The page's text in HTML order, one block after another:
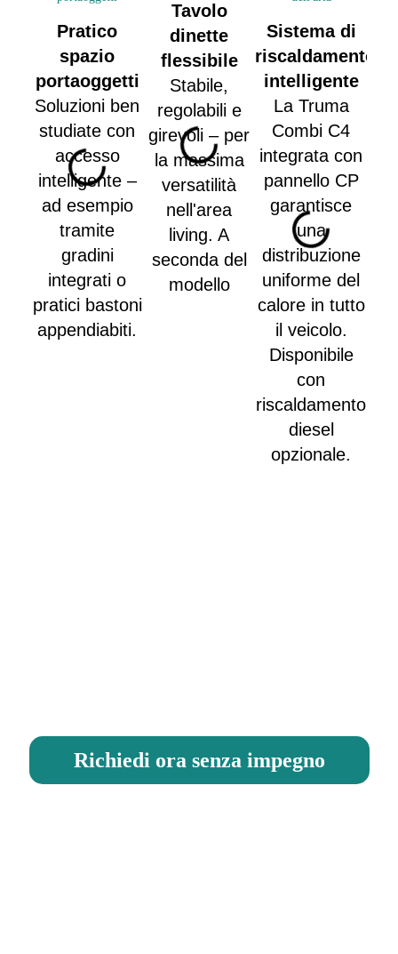
Pratico
spazio
portaoggetti
Soluzioni ben
studiate con
accesso
intelligente –
ad esempio
tramite
gradini
integrati o
pratici bastoni
appendiabiti.
Tavolo
dinette
flessibile
Stabile,
regolabili e
girevoli – per
la massima
versatilità
nell'area
living. A
seconda del
modello
Sistema di
riscaldamento
intelligente
La Truma
Combi C4
integrata con
pannello CP
garantisce
una
distribuzione
uniforme del
calore in tutto
il veicolo.
Disponibile
con
riscaldamento
diesel
opzionale.
Richiedi ora senza impegno